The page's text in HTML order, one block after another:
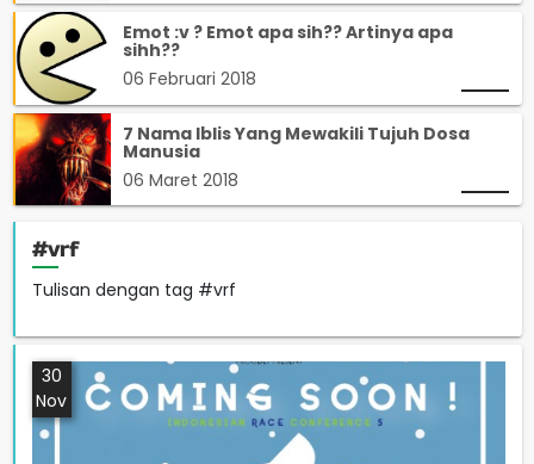
Emot :v ? Emot apa sih?? Artinya apa
sihh??
06 Februari 2018
7 Nama Iblis Yang Mewakili Tujuh Dosa
Manusia
06 Maret 2018
#vrf
Tulisan dengan tag #vrf
30
Nov